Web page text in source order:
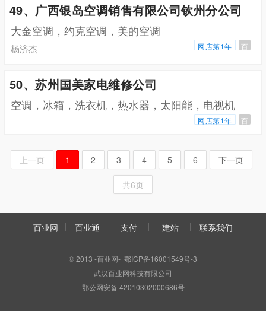
49、广西银岛空调销售有限公司钦州分公司
大金空调，约克空调，美的空调
杨济杰 网店第1年 百
50、苏州国美家电维修公司
空调，冰箱，洗衣机，热水器，太阳能，电视机
网店第1年 百
上一页 1 2 3 4 5 6 下一页
共6页
百业网 百业通 支付 建站 联系我们
© 2013 -百业网- 鄂ICP备16001549号-3
武汉百业网科技有限公司
鄂公网安备 42010302000686号